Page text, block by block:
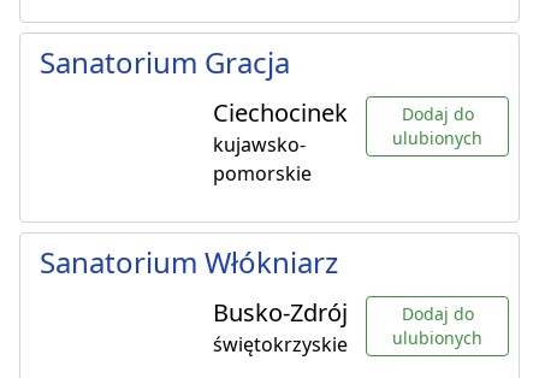
Sanatorium Gracja
Ciechocinek
kujawsko-
pomorskie
Dodaj do
ulubionych
Sanatorium Włókniarz
Busko-Zdrój
świętokrzyskie
Dodaj do
ulubionych